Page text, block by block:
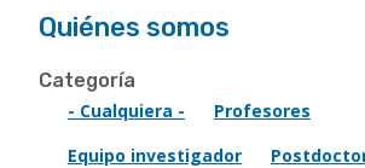
Quiénes somos
Categoría
- Cualquiera -
Profesores
Equipo investigador